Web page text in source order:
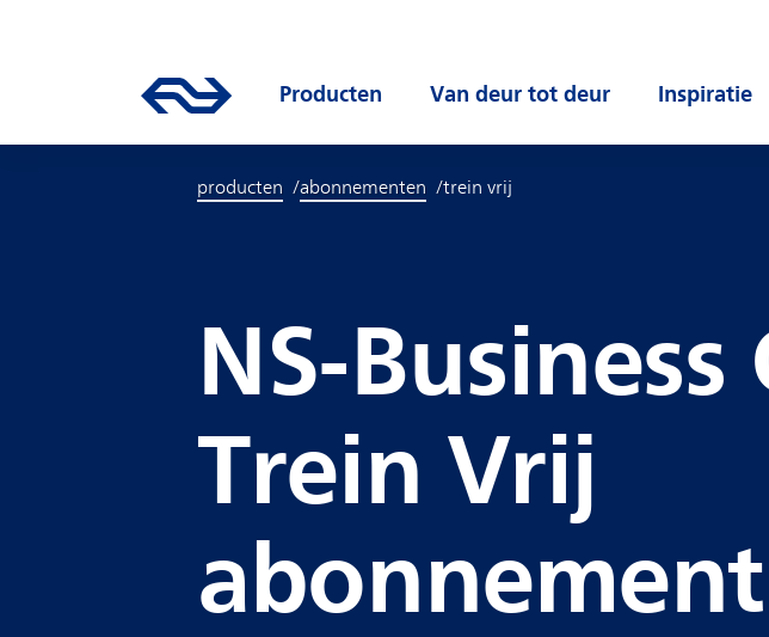
Ga naar de homepage van ns.nl
Producten Open submenu
Van deur tot deur Open submenu
Inspiratie
producten abonnementen trein vrij
NS-
Trein Vrij
abonnement